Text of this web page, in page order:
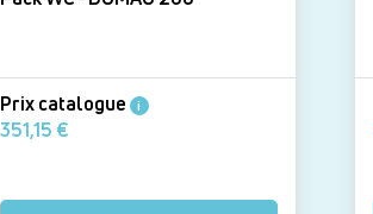
Prix catalogue i
351,15 €